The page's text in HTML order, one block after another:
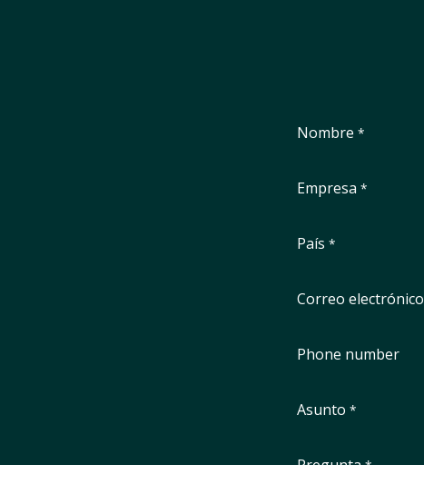
Nombre *
Empresa *
País *
Correo electrónico
Phone number
Asunto *
Pregunta*